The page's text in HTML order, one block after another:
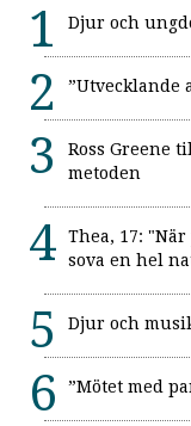
Djur och
”Utvecklande
Ross Greene
metoden
Thea, 17:
sova en hel
Djur och
”Mötet med